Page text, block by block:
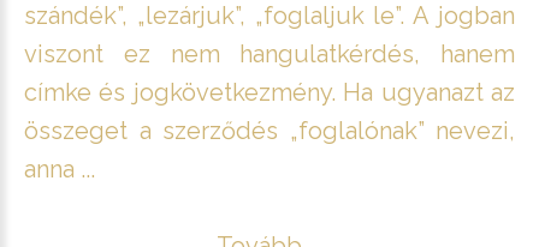
szándék”, „lezárjuk”, „foglaljuk le”. A jogban
viszont ez nem hangulatkérdés, hanem
címke és jogkövetkezmény. Ha ugyanazt az
összeget a szerződés „foglalónak” nevezi,
anna ...